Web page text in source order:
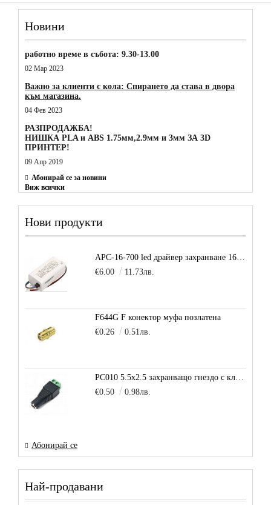
Новини
работно време в събота: 9.30-13.00
02 Мар 2023
Важно за клиенти с кола: Спирането да става в двора
към магазина.
04 Фев 2023
РАЗПРОДАЖБА!
НИШКА PLA и ABS 1.75мм,2.9мм и 3мм ЗА 3D
ПРИНТЕР!
09 Апр 2019
Абонирай се за новини
Виж всички
Нови продукти
APC-16-700 led драйвер захранване 16.8W 700mA
€6.00
11.73лв.
F644G F конектор муфа позлатена
€0.26
0.51лв.
PC010 5.5x2.5 захранващо гнездо с клема за кабел
€0.50
0.98лв.
Абонирай се
Най-продавани